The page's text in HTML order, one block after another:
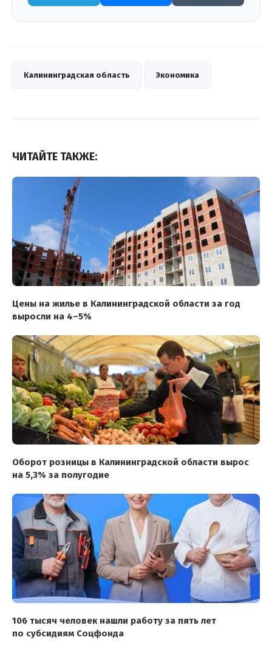
Калининградская область Экономика
ЧИТАЙТЕ ТАКЖЕ:
Цены на жилье в Калининградской области за год
выросли на 4–5%
Оборот розницы в Калининградской области вырос
на 5,3% за полугодие
106 тысяч человек нашли работу за пять лет
по субсидиям Соцфонда